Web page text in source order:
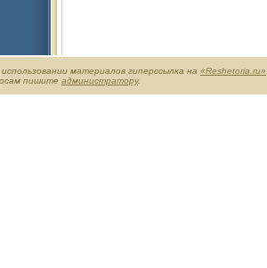
материалов гиперссылка на «Reshetoria.ru»
пишите администратору.